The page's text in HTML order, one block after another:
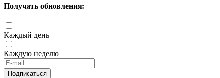
Получать обновления:
Каждый день
Каждую неделю
Подписаться